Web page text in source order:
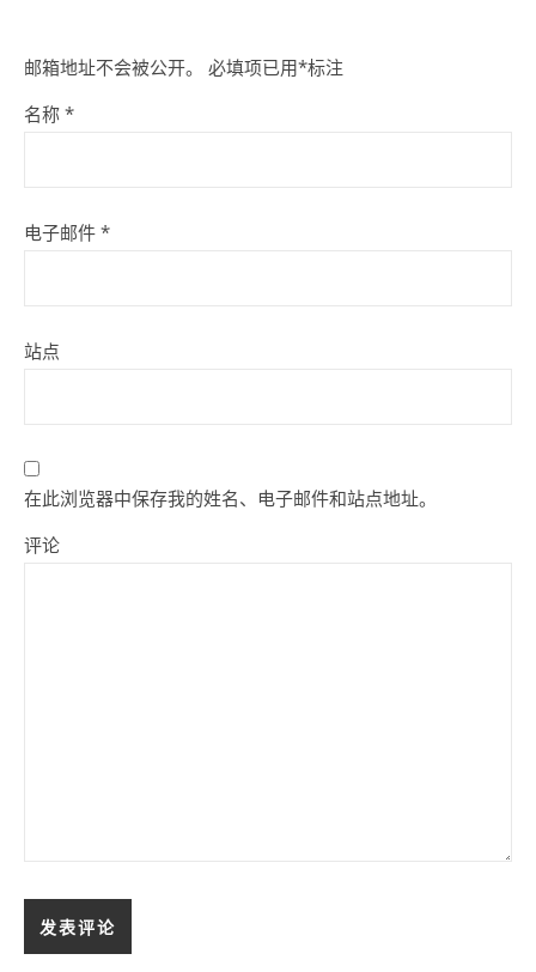
邮箱地址不会被公开。 必填项已用*标注
名称 *
电子邮件 *
站点
在此浏览器中保存我的姓名、电子邮件和站点地址。
评论